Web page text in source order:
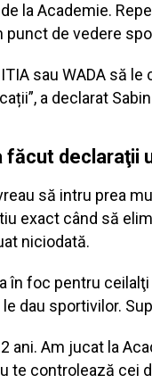
la Academie.
punct de vedere
sau WADA să
a declarat
făcut
să intru prea
exact când să
niciodată.
în foc pentru
dau sportivilor.
ani. Am jucat la
te controlează cei